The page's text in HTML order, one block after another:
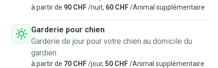
ich in ihrem gewohnten Umfeld. Melden Sie sich für ein
unverbindliches Angebot bei mir! Ich bin überzeugt davon,
dass wir gemeinsam genau die richtige Betreuung für Ihr
Tier finden - und Sie entspannt und mit gutem Gewissen
verreisen können.
à partir de 90 CHF/nuit, 60 CHF/Animal supplémentaire
Garderie pour chien
Garderie de jour pour votre chien au domicile du
gardien
à partir de 70 CHF/jour, 50 CHF/Animal supplémentaire